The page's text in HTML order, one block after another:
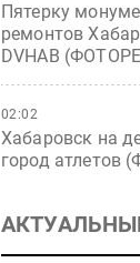
Пятерку
ремонтов
DVHAB
Хабаровск на
город атлетов
02:02